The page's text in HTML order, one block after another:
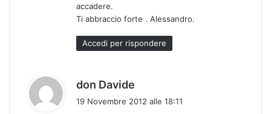
accadere.
Ti abbraccio forte . Alessandro.
Accedi per rispondere
don Davide
19 Novembre 2012 alle 18:11